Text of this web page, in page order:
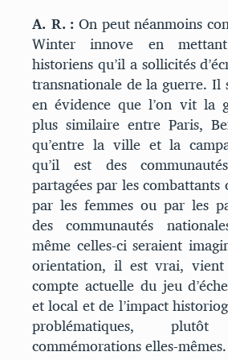
A. R. :On peut néanmoins
Winter innove en
historiens qu’il a sollicités
transnationale de la guerre. Il
en évidence que l’on vit la
plus similaire entre Paris,
qu’entre la ville et la
qu’il est des
partagées par les
par les femmes ou par les
des communautés
même celles-ci seraient
orientation, il est vrai,
compte actuelle du jeu
et local et de l’impact
problématiques,
commémorations elles-mêmes.